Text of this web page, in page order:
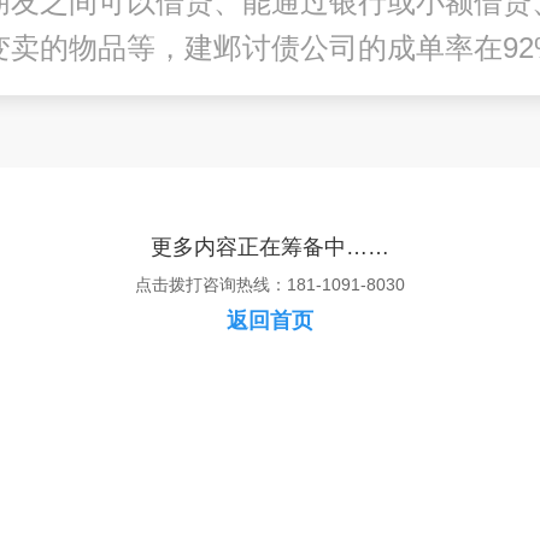
的物品等， 建邺讨债公司的成单率在
更多内容正在筹备中……
点击拨打咨询热线：181-1091-8030
返回首页